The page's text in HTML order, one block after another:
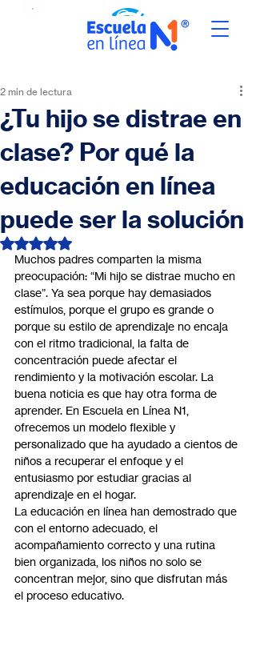
¿Tu hijo se distrae en
clase? Por qué la
educación en línea
puede ser la solución
2 min de lectura
Obtuvo NaN de 5 estrellas.
Muchos padres comparten la misma
preocupación: “Mi hijo se distrae mucho en
clase”. Ya sea porque hay demasiados
estímulos, porque el grupo es grande o
porque su estilo de aprendizaje no encaja
con el ritmo tradicional, la falta de
concentración puede afectar el
rendimiento y la motivación escolar. La
buena noticia es que hay otra forma de
aprender. En Escuela en Línea N1,
ofrecemos un modelo flexible y
personalizado que ha ayudado a cientos de
niños a recuperar el enfoque y el
entusiasmo por estudiar gracias al
aprendizaje en el hogar.
La educación en línea han demostrado que
con el entorno adecuado, el
acompañamiento correcto y una rutina
bien organizada, los niños no solo se
concentran mejor, sino que disfrutan más
el proceso educativo.